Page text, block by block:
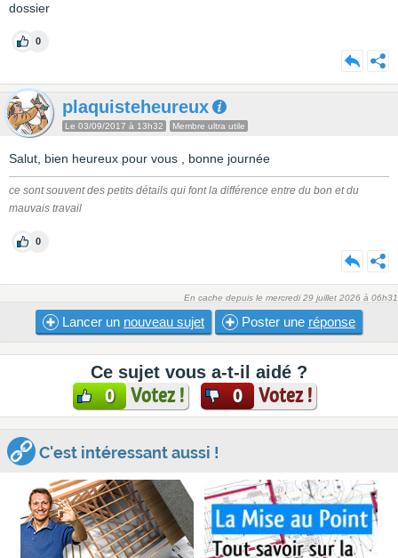
dossier
0
plaquisteheureux
Le 03/09/2017 à 13h32 Membre ultra utile
Salut, bien heureux pour vous , bonne journée
ce sont souvent des petits détails qui font la différence entre du bon et du
mauvais travail
0
En cache depuis le mercredi 29 juillet 2026 à 06h31
Lancer un nouveau sujet Poster une réponse
Ce sujet vous a-t-il aidé ?
0 Votez ! 0 Votez !
C'est intéressant aussi !